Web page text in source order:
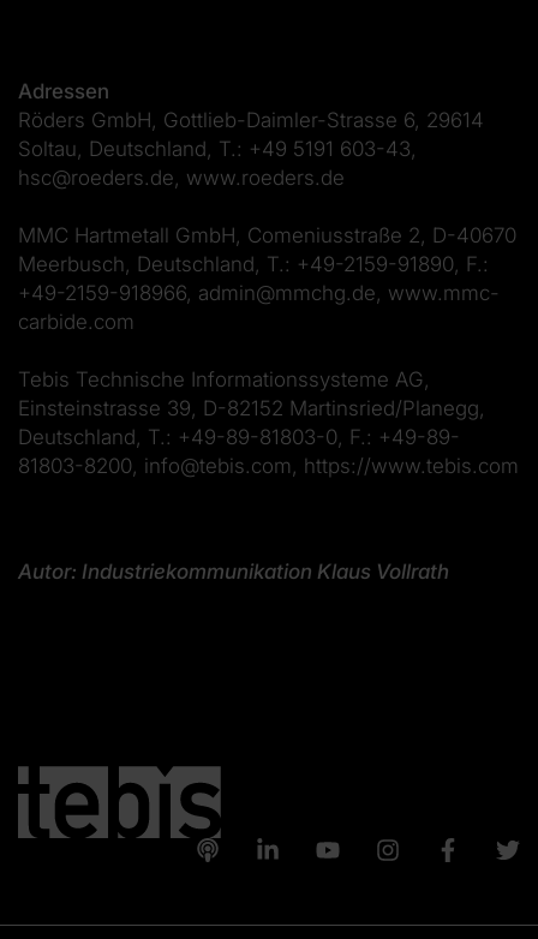
Adressen
Röders GmbH, Gottlieb-Daimler-Strasse 6, 29614
Soltau, Deutschland, T.: +49 5191 603-43,
hsc@roeders.de, www.roeders.de
MMC Hartmetall GmbH, Comeniusstraße 2, D-40670
Meerbusch, Deutschland, T.: +49-2159-91890, F.:
+49-2159-918966, admin@mmchg.de, www.mmc-
carbide.com
Tebis Technische Informationssysteme AG,
Einsteinstrasse 39, D-82152 Martinsried/Planegg,
Deutschland, T.: +49-89-81803-0, F.: +49-89-
81803-8200, info@tebis.com, https://www.tebis.com
Autor: Industriekommunikation Klaus Vollrath